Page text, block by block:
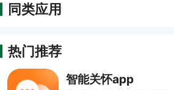
同类应用
热门推荐
智能关怀app